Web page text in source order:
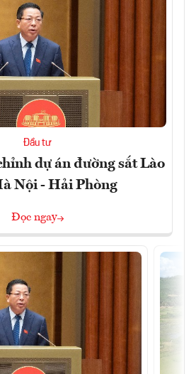
Đầu tư
dự án đường sắt Lào
Nội - Hải Phòng
Đọc ngay